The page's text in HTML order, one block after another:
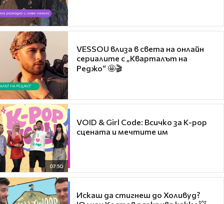
VESSOU влиза в света на онлайн
сериалите с „Кварталът на
Реджо“ 🤩🎬
07:50
VOID & Girl Code: Всичко за K-pop
сцената и мечтите им
Искаш да стигнеш до Холивуд?